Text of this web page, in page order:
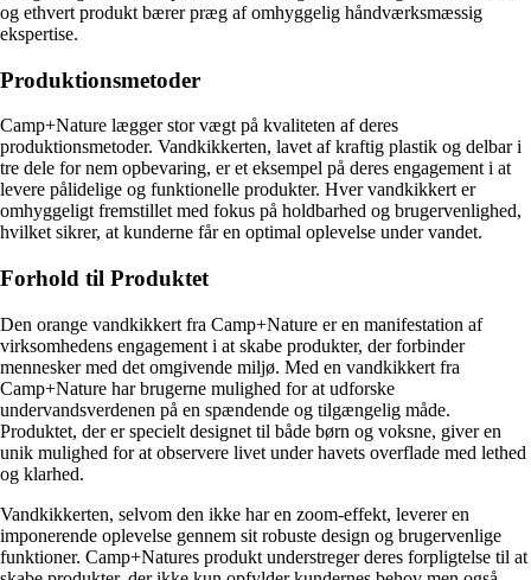
og ethvert produkt bærer præg af omhyggelig håndværksmæssig
ekspertise.
Produktionsmetoder
Camp+Nature lægger stor vægt på kvaliteten af deres
produktionsmetoder. Vandkikkerten, lavet af kraftig plastik og delbar i
tre dele for nem opbevaring, er et eksempel på deres engagement i at
levere pålidelige og funktionelle produkter. Hver vandkikkert er
omhyggeligt fremstillet med fokus på holdbarhed og brugervenlighed,
hvilket sikrer, at kunderne får en optimal oplevelse under vandet.
Forhold til Produktet
Den orange vandkikkert fra Camp+Nature er en manifestation af
virksomhedens engagement i at skabe produkter, der forbinder
mennesker med det omgivende miljø. Med en vandkikkert fra
Camp+Nature har brugerne mulighed for at udforske
undervandsverdenen på en spændende og tilgængelig måde.
Produktet, der er specielt designet til både børn og voksne, giver en
unik mulighed for at observere livet under havets overflade med lethed
og klarhed.
Vandkikkerten, selvom den ikke har en zoom-effekt, leverer en
imponerende oplevelse gennem sit robuste design og brugervenlige
funktioner. Camp+Natures produkt understreger deres forpligtelse til at